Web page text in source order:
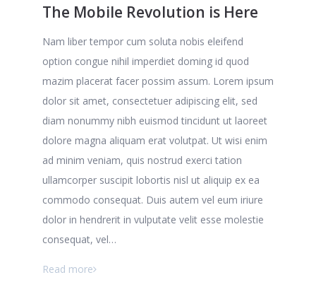
The Mobile Revolution is Here
Nam liber tempor cum soluta nobis eleifend
option congue nihil imperdiet doming id quod
mazim placerat facer possim assum. Lorem ipsum
dolor sit amet, consectetuer adipiscing elit, sed
diam nonummy nibh euismod tincidunt ut laoreet
dolore magna aliquam erat volutpat. Ut wisi enim
ad minim veniam, quis nostrud exerci tation
ullamcorper suscipit lobortis nisl ut aliquip ex ea
commodo consequat. Duis autem vel eum iriure
dolor in hendrerit in vulputate velit esse molestie
consequat, vel…
Read more